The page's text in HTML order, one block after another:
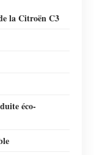
la Citroën C3
éco-